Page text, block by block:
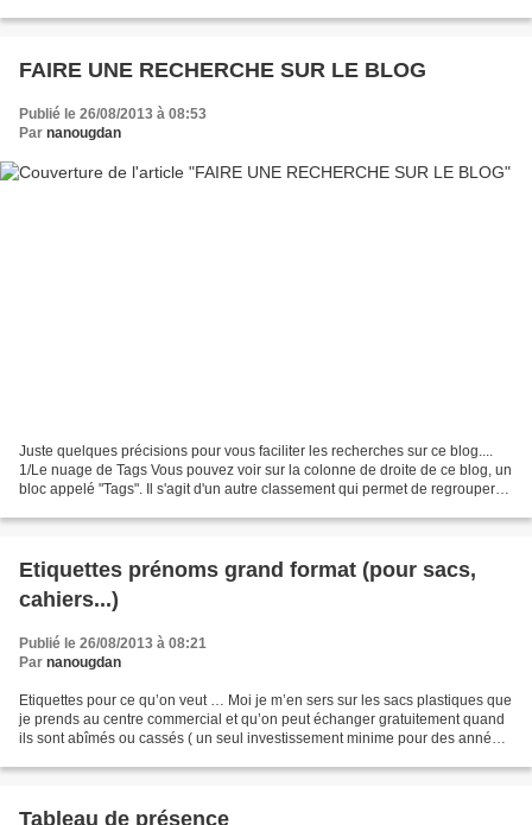
FAIRE UNE RECHERCHE SUR LE BLOG
Publié le 26/08/2013 à 08:53
Par nanougdan
Juste quelques précisions pour vous faciliter les recherches sur ce blog....
1/Le nuage de Tags Vous pouvez voir sur la colonne de droite de ce blog, un
bloc appelé "Tags". Il s'agit d'un autre classement qui permet de regrouper
Etiquettes prénoms grand format (pour sacs,
cahiers...)
Publié le 26/08/2013 à 08:21
Par nanougdan
Etiquettes pour ce qu’on veut … Moi je m’en sers sur les sacs plastiques que
je prends au centre commercial et qu’on peut échanger gratuitement quand
ils sont abîmés ou cassés ( un seul investissement minime pour des années,
Tableau de présence